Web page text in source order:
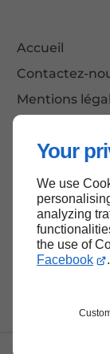
Your
We use
analyzing
the use of
Facebook
.
Accueil
Contactez-
Mentions